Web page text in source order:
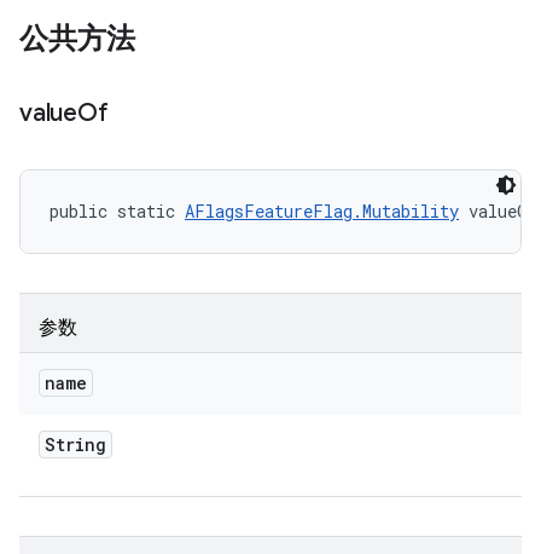
公共方法
valueOf
public static AFlagsFeatureFlag.Mutability
参数
name
String